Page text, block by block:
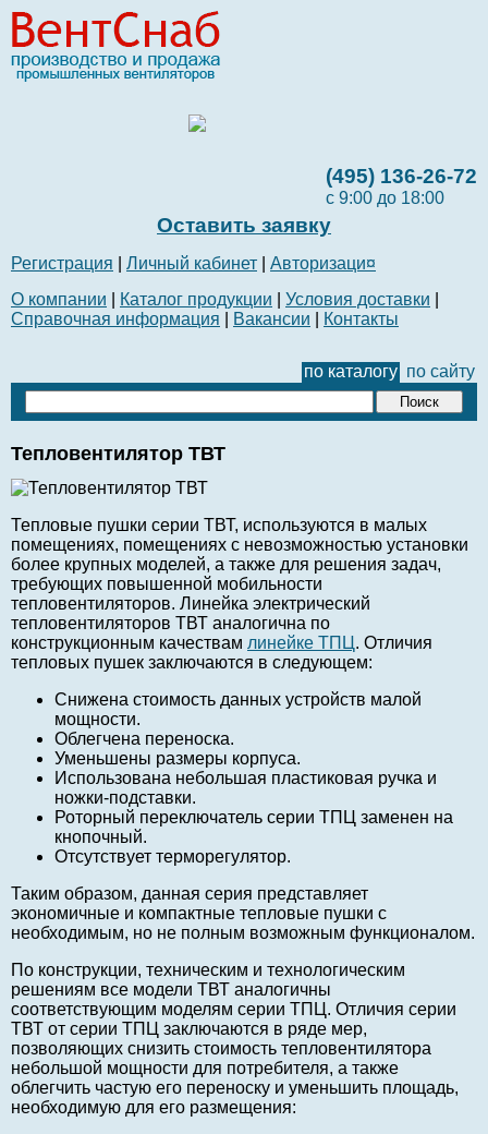
(495) 136-26-72
с 9:00 до 18:00
Оставить заявку
Регистрация Личный кабинет
Авторизаци¤
О компании
Каталог продукции Условия доставки
Справочная информация
Вакансии Контакты
по каталогу по сайту
Тепловентилятор ТВТ
Тепловые пушки серии ТВТ, используются в малых
помещениях, помещениях с невозможностью установки
более крупных моделей, а также для решения задач,
требующих повышенной мобильности
тепловентиляторов. Линейка электрический
тепловентиляторов ТВТ аналогична по
конструкционным качествам линейке ТПЦ . Отличия
тепловых пушек заключаются в следующем:
Снижена стоимость данных устройств малой
мощности.
Облегчена переноска.
Уменьшены размеры корпуса.
Использована небольшая пластиковая ручка и
ножки-подставки.
Роторный переключатель серии ТПЦ заменен на
кнопочный.
Отсутствует терморегулятор.
Таким образом, данная серия представляет
экономичные и компактные тепловые пушки с
необходимым, но не полным возможным функционалом.
По конструкции, техническим и технологическим
решениям все модели ТВТ аналогичны
соответствующим моделям серии ТПЦ. Отличия серии
ТВТ от серии ТПЦ заключаются в ряде мер,
позволяющих снизить стоимость тепловентилятора
небольшой мощности для потребителя, а также
облегчить частую его переноску и уменьшить площадь,
необходимую для его размещения: